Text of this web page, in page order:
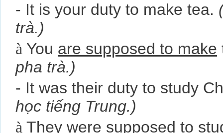
- It is your duty to make tea.
trà.)
à You are supposed to make
pha trà.)
- It was their duty to study
học tiếng Trung.)
à They were supposed to